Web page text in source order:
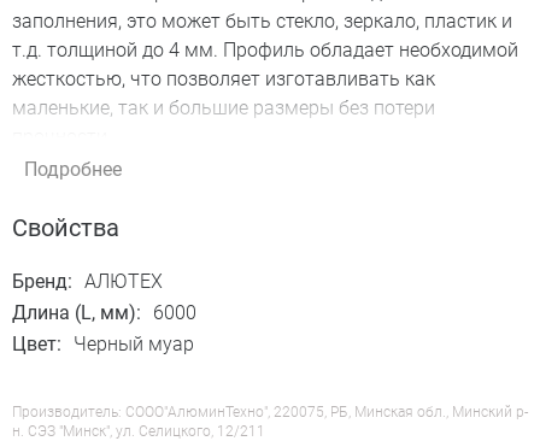
заполнения, это может быть стекло, зеркало, пластик и
т.д. толщиной до 4 мм. Профиль обладает необходимой
жесткостью, что позволяет изготавливать как
маленькие, так и большие размеры без потери
Подробнее
Свойства
Бренд: АЛЮТЕХ
Длина (L, мм):
6000
Цвет:
Черный муар
Производитель: СООО"АлюминТехно", 220075, РБ, Минская обл., Минский р-
н. СЭЗ "Минск", ул. Селицкого, 12/211